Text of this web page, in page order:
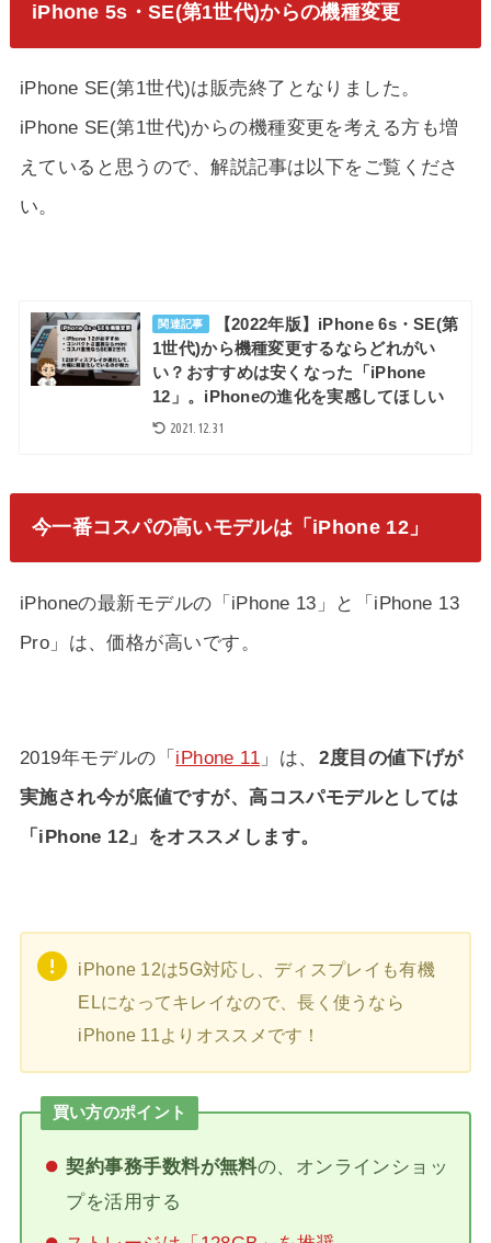
iPhone 5s・SE(第1世代)からの機種変更
iPhone SE(第1世代)は販売終了となりました。
iPhone SE(第1世代)からの機種変更を考える方も増
えていると思うので、解説記事は以下をご覧くださ
い。
関連記事
【2022年版】iPhone 6s・SE(第
1世代)から機種変更するならどれがい
い？おすすめは安くなった「iPhone
12」。iPhoneの進化を実感してほしい
2021.12.31
今一番コスパの高いモデルは「iPhone 12」
iPhoneの最新モデルの「iPhone 13」と「iPhone 13
Pro」は、価格が高いです。
2019年モデルの「iPhone 11 」は、 2度目の値下げが
実施され今が底値ですが、高コスパモデルとしては
「iPhone 12」をオススメします。
iPhone 12は5G対応し、ディスプレイも有機
ELになってキレイなので、長く使うなら
iPhone 11よりオススメです！
買い方のポイント
契約事務手数料が無料の、オンラインショッ
プを活用する